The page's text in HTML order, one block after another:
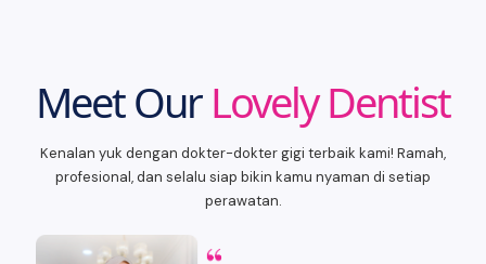
Meet OurLovely Dentist
Kenalan yuk dengan dokter-dokter gigi terbaik kami! Ramah,
profesional, dan selalu siap bikin kamu nyaman di setiap
perawatan.